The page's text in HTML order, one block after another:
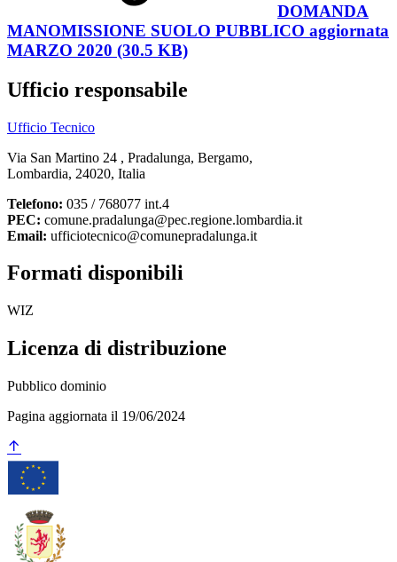
DOMANDA
MANOMISSIONE SUOLO PUBBLICO aggiornata
MARZO 2020 (30.5 KB)
Ufficio responsabile
Ufficio Tecnico
Via San Martino 24 , Pradalunga, Bergamo,
Lombardia, 24020, Italia
Telefono: 035 / 768077 int.4
PEC: comune.pradalunga@pec.regione.lombardia.it
Email: ufficiotecnico@comunepradalunga.it
Formati disponibili
WIZ
Licenza di distribuzione
Pubblico dominio
Pagina aggiornata il 19/06/2024